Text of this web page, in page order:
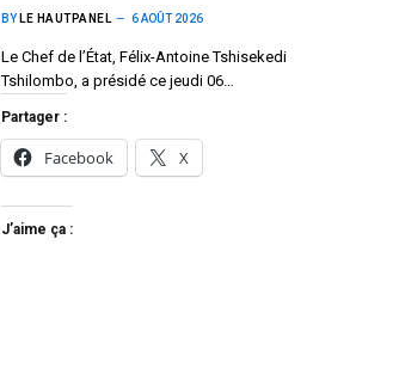
BY LE HAUTPANEL 6 AOÛT 2026
Le Chef de l’État, Félix-Antoine Tshisekedi
Tshilombo, a présidé ce jeudi 06…
Partager :
Facebook X
J’aime ça :